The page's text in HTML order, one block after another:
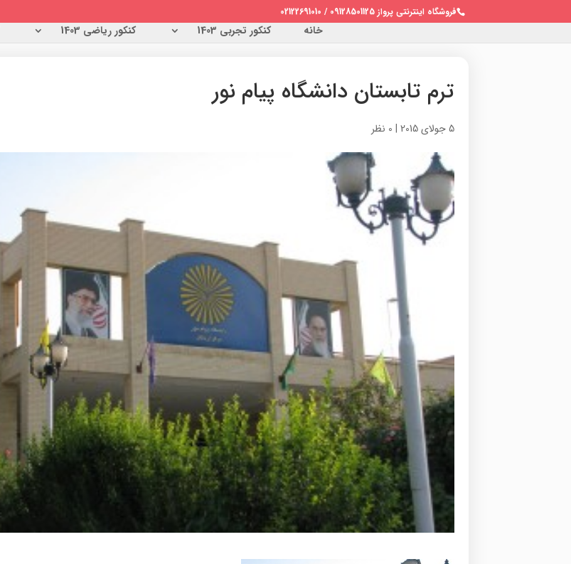
فروشگاه اینترنتی پرواز 09128501125 / 02122691010
خانه کنکور تجربی 1403 کنکور ریاضی 1403
ترم تابستان دانشگاه پیام نور
5 جولای 2015 | 0 نظر